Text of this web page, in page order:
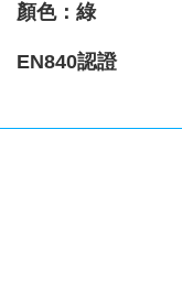
顏色：綠
EN840認證